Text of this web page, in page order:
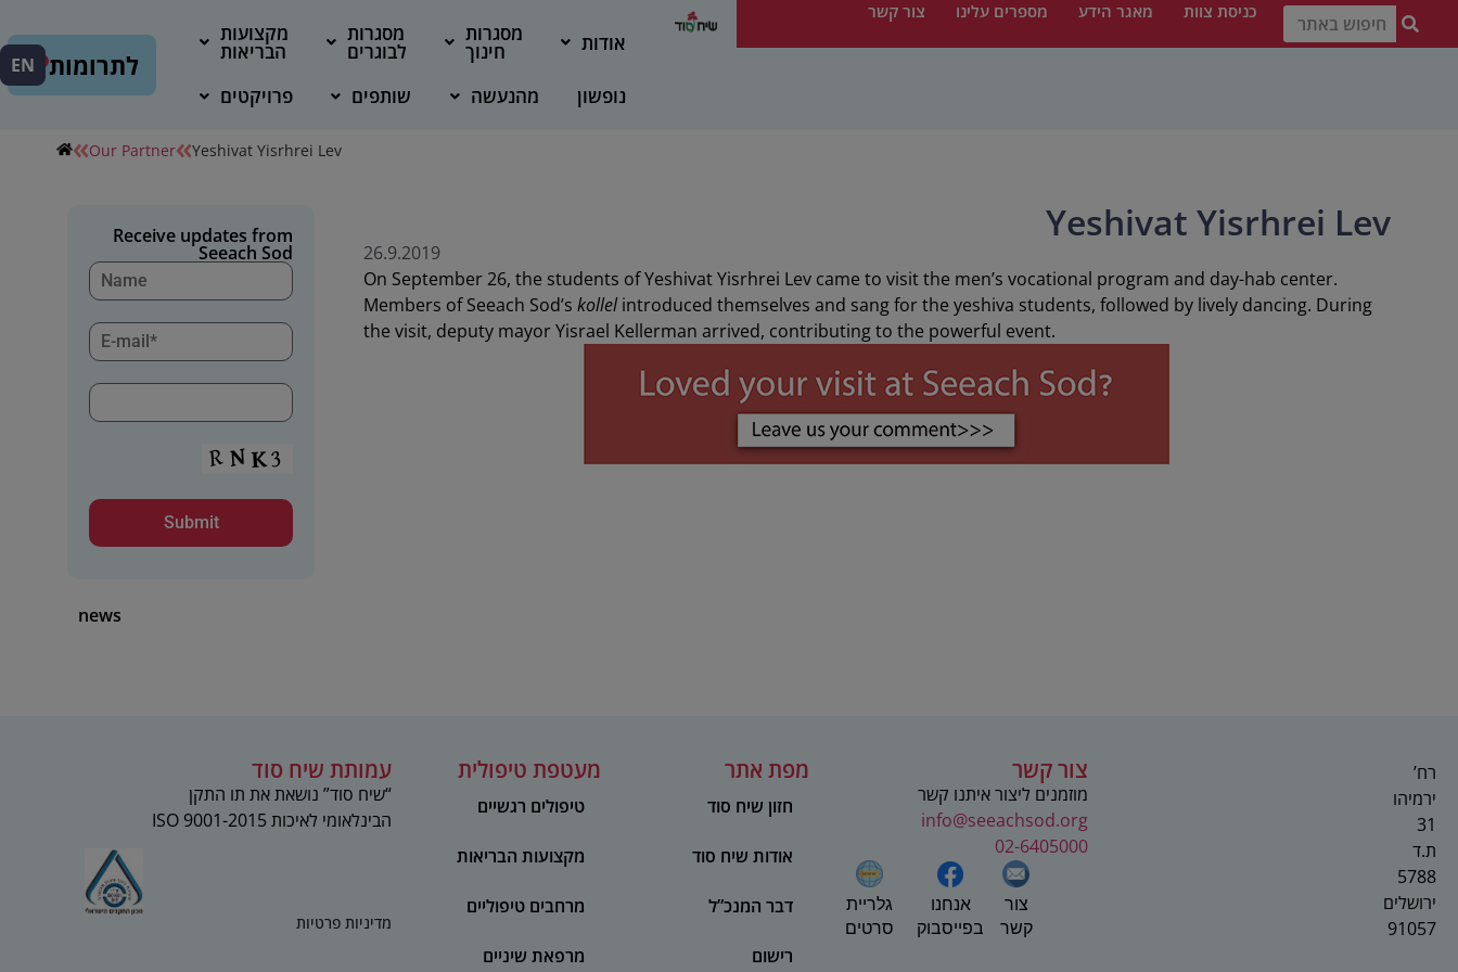
כניסת צוות מאגר הידע מספרים עלינו צור קשר
אודות מסגרות
חינוך
מסגרות
לבוגרים
מקצועות
הבריאות
נופשון
מהנעשה שותפים פרויקטים
לתרומות EN
Our Partner Yeshivat Yisrhrei Lev
Receive updates from
Seeach Sod
news
Yeshivat Yisrhrei Lev
26.9.2019
On September 26, the students of Yeshivat Yisrhrei Lev came to visit the men’s vocational program and day-hab center.
Members of Seeach Sod’s kollelintroduced themselves and sang for the yeshiva students, followed by lively dancing. During
the visit, deputy mayor Yisrael Kellerman arrived, contributing to the powerful event.
רח’
ירמיהו
31
ת.ד
5788
ירושלים
91057
צור קשר
מוזמנים ליצור איתנו קשר
info@seeachsod.org
02-6405000
גלריית
סרטים
אנחנו
בפייסבוק
צור
קשר
מפת אתר
חזון שיח סוד
אודות שיח סוד
דבר המנכ”ל
רישום
מעטפת טיפולית
טיפולים רגשיים
מקצועות הבריאות
מרחבים טיפוליים
מרפאת שיניים
עמותת שיח סוד
“שיח סוד” נושאת את תו התקן
הבינלאומי לאיכות 2015-ISO 9001
מדיניות פרטיות